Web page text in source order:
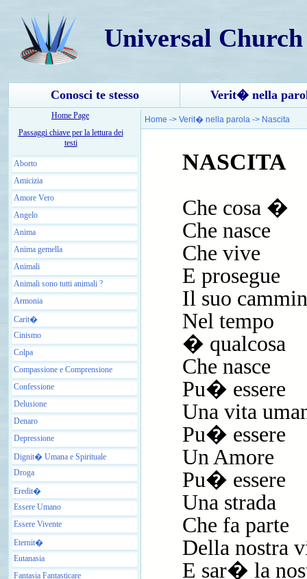
Universal
Conosci te stesso Verit� nella
Home Page
Passaggi chiave per la lettura dei
testi
Aborto
Amicizia
Amore Vero
Angelo
Anima
Anima gemella
Animali
Animali sono tutti animali ?
Armonia
Carit�
Cinismo
Colpa
Compassione e Comprensione
Confessione
Delusione
Denaro
Depressione
Dignit� Umana e Spirituale
Droga
Eredit�
Essere Umano
Essere Vivente
Eternit�
Eutanasia
Fantasia Fantasticare
Home -> Verit� nella parola -> Nascita
NASCITA
Che cosa �
Che nasce
Che vive
E prosegue
Il suo
Nel tempo
� qualcosa
Che nasce
Pu� essere
Una vita
Pu� essere
Un Amore
Pu� essere
Una strada
Che fa parte
Della nostra
E sar� la